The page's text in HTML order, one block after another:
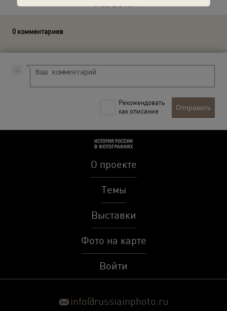
0 комментариев
Рекомендовать
как описание
Отправить
О проекте
Темы
Выставки
Фото на карте
Войти
info@russiainphoto.ru